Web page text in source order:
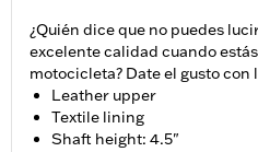
¿Quién dice que no puedes
excelente calidad cuando
motocicleta? Date el gusto con
Leather upper
Textile lining
Shaft height: 4.5"